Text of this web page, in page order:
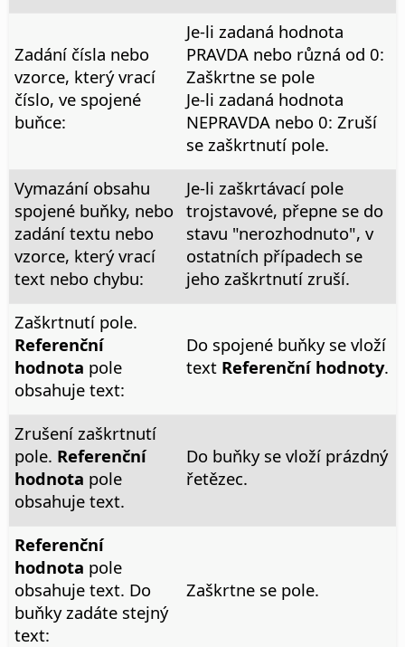
Zadání čísla nebo
vzorce, který vrací
číslo, ve spojené
buňce:
Je-li zadaná hodnota
PRAVDA nebo různá od 0:
Zaškrtne se pole
Je-li zadaná hodnota
NEPRAVDA nebo 0: Zruší
se zaškrtnutí pole.
Vymazání obsahu
spojené buňky, nebo
zadání textu nebo
vzorce, který vrací
text nebo chybu:
Je-li zaškrtávací pole
trojstavové, přepne se do
stavu "nerozhodnuto", v
ostatních případech se
jeho zaškrtnutí zruší.
Zaškrtnutí pole.
Referenční
hodnota pole
obsahuje text:
Do spojené buňky se vloží
text Referenční hodnoty.
Zrušení zaškrtnutí
pole. Referenční
hodnota pole
obsahuje text.
Do buňky se vloží prázdný
řetězec.
Referenční
hodnota pole
obsahuje text. Do
buňky zadáte stejný
text:
Zaškrtne se pole.